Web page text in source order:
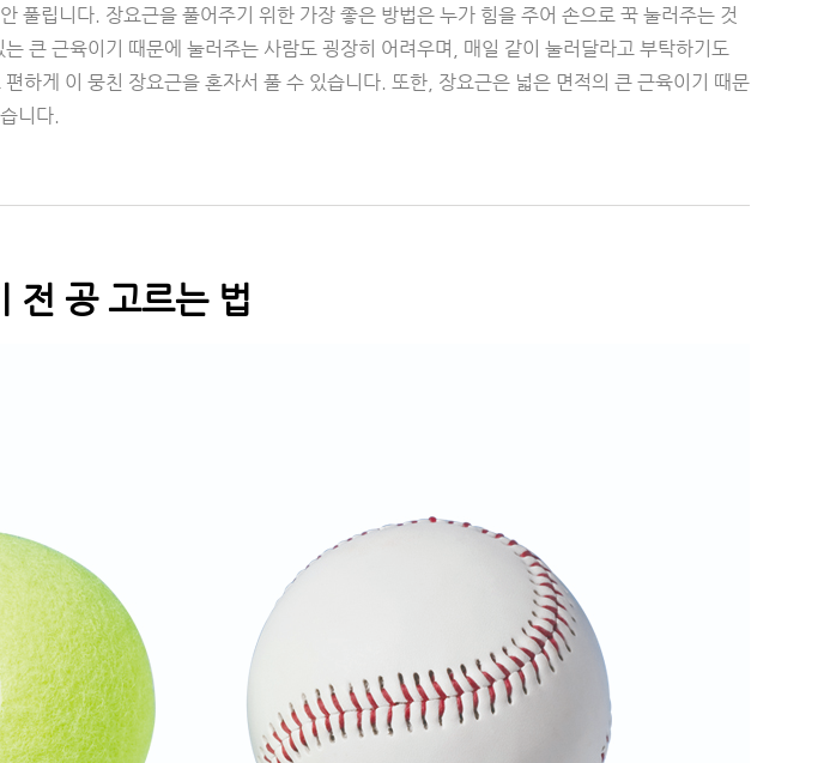
풀립니다. 장요근을 풀어주기 위한 가장 좋은 방법은 누가 힘을 주어 손으로 꾹 눌러주는 것
큰 근육이기 때문에 눌러주는 사람도 굉장히 어려우며, 매일 같이 눌러달라고 부탁하기도
하게 이 뭉친 장요근을 혼자서 풀 수 있습니다. 또한, 장요근은 넓은 면적의 큰 근육이기 때문
니다.
전 공 고르는 법